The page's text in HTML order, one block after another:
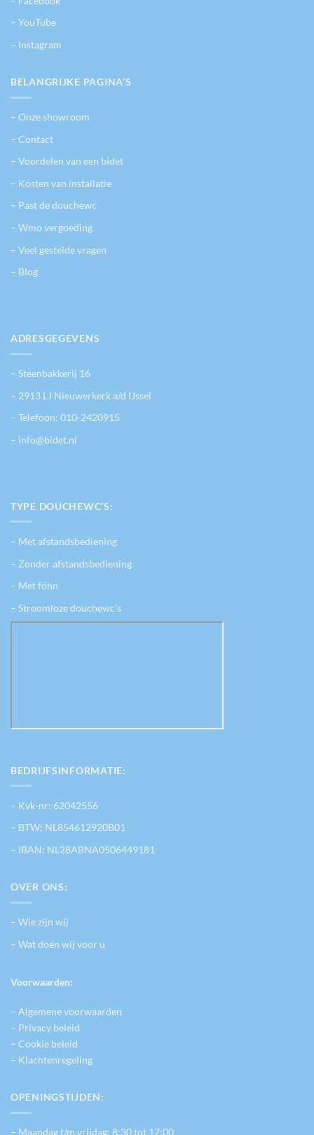
– YouTube
– Instagram
BELANGRIJKE PAGINA’S
– Onze showroom
– Contact
– Voordelen van een bidet
– Kosten van installatie
– Past de douchewc
– Wmo vergoeding
– Veel gestelde vragen
– Blog
ADRESGEGEVENS
– Steenbakkerij 16
– 2913 LJ Nieuwerkerk a/d IJssel
– Telefoon: 010-2420915
– info@bidet.nl
TYPE DOUCHEWC’S:
– Met afstandsbediening
– Zonder afstandsbediening
– Met föhn
– Stroomloze douchewc’s
BEDRIJFSINFORMATIE:
– Kvk-nr: 62042556
– BTW: NL854612920B01
– IBAN: NL28ABNA0506449181
OVER ONS:
– Wie zijn wij
– Wat doen wij voor u
Voorwaarden:
– Algemene voorwaarden
– Privacy beleid
– Cookie beleid
– Klachtenregeling
OPENINGSTIJDEN:
– Maandag t/m vrijdag: 8:30 tot 17:00